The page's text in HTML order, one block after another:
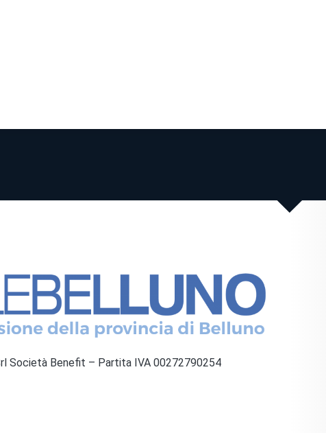
Società Benefit – Partita IVA 00272790254